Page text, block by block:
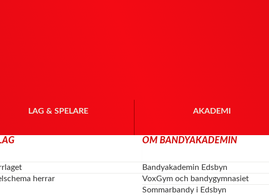
LAG & SPELARE
herrar
AKADEMI
OM BANDYAKADEMIN
Bandyakademin Edsbyn
VoxGym och bandygymnasiet
Sommarbandy i Edsbyn